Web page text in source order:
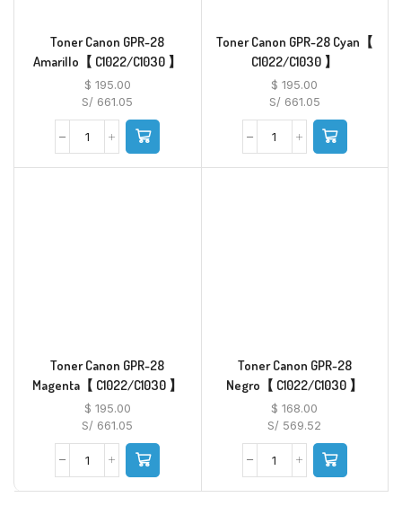
Toner Canon GPR-28
Amarillo【 C1022/C1030 】
$ 195.00
S/ 661.05
Toner Canon GPR-28 Cyan【
C1022/C1030 】
$ 195.00
S/ 661.05
Toner Canon GPR-28
Magenta【 C1022/C1030 】
$ 195.00
S/ 661.05
Toner Canon GPR-28
Negro【 C1022/C1030 】
$ 168.00
S/ 569.52